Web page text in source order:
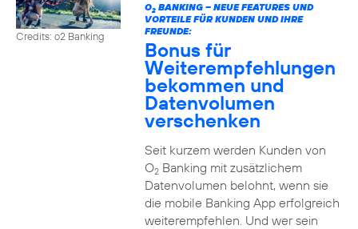
Credits: o2 Banking
O2BANKING – NEUE FEATURES UND
VORTEILE FÜR KUNDEN UND IHRE
FREUNDE:
Bonus für
Weiterempfehlungen
bekommen und
Datenvolumen
verschenken
Seit kurzem werden Kunden von
O2Banking mit zusätzlichem
Datenvolumen belohnt, wenn sie
die mobile Banking App erfolgreich
weiterempfehlen. Und wer sein